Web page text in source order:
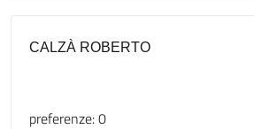
CALZÀ ROBERTO
preferenze: 0